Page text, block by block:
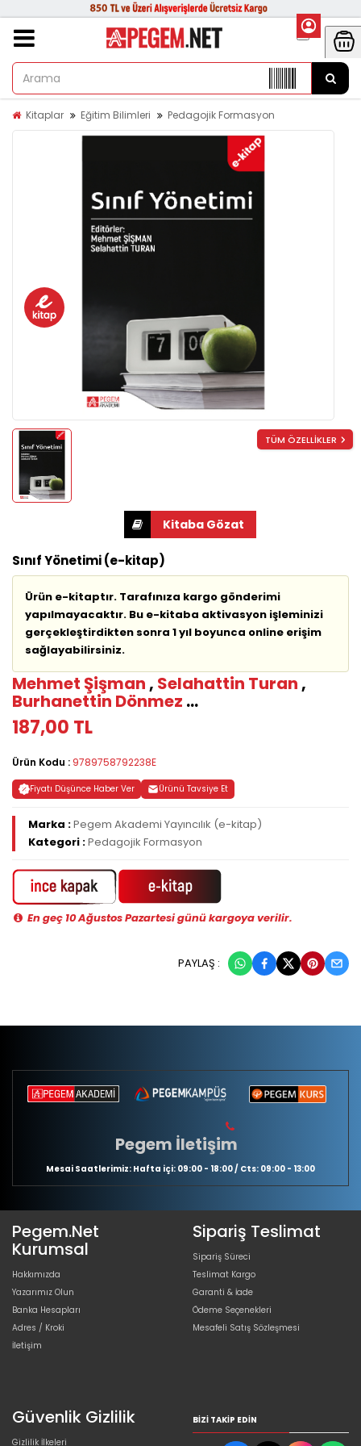
Kitaplar Eğitim Bilimleri Pedagojik Formasyon
TÜM ÖZELLİKLER
Sınıf Yönetimi (e-kitap)
Ürün e-kitaptır. Tarafınıza kargo gönderimi
yapılmayacaktır. Bu e-kitaba aktivasyon işleminizi
gerçekleştirdikten sonra 1 yıl boyunca online erişim
sağlayabilirsiniz.
Mehmet Şişman , Selahattin Turan ,
Burhanettin Dönmez ...
187,00 TL
Ürün Kodu : 9789758792238E
Fiyatı Düşünce Haber Ver Ürünü Tavsiye Et
Marka :Pegem Akademi Yayıncılık (e-kitap)
Kategori :Pedagojik Formasyon
En geç 10 Ağustos Pazartesi günü kargoya verilir.
PAYLAŞ :
Pegem İletişim
Mesai Saatlerimiz: Hafta içi: 09:00 - 18:00 / Cts: 09:00 - 13:00
Pegem.Net
Kurumsal
Hakkımızda
Yazarımız Olun
Banka Hesapları
Adres / Kroki
İletişim
Sipariş Teslimat
Sipariş Süreci
Teslimat Kargo
Garanti & İade
Ödeme Seçenekleri
Mesafeli Satış Sözleşmesi
Güvenlik Gizlilik
Gizlilik İlkeleri
BIZI TAKIP EDIN